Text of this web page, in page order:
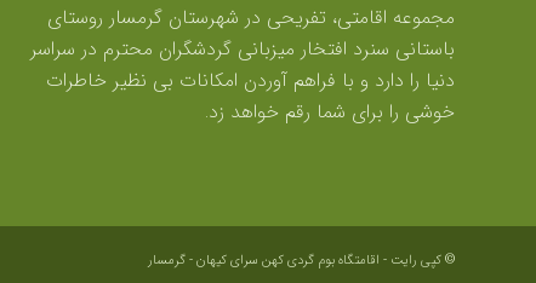
مجموعه اقامتی، تفریحی در شهرستان گرمسار روستای
باستانی سنرد افتخار میزبانی گردشگران محترم در سراسر
دنیا را دارد و با فراهم آوردن امکانات بی نظیر خاطرات
خوشی را برای شما رقم خواهد زد.
© کپی رایت - اقامتگاه بوم گردی کهن سرای کیهان -